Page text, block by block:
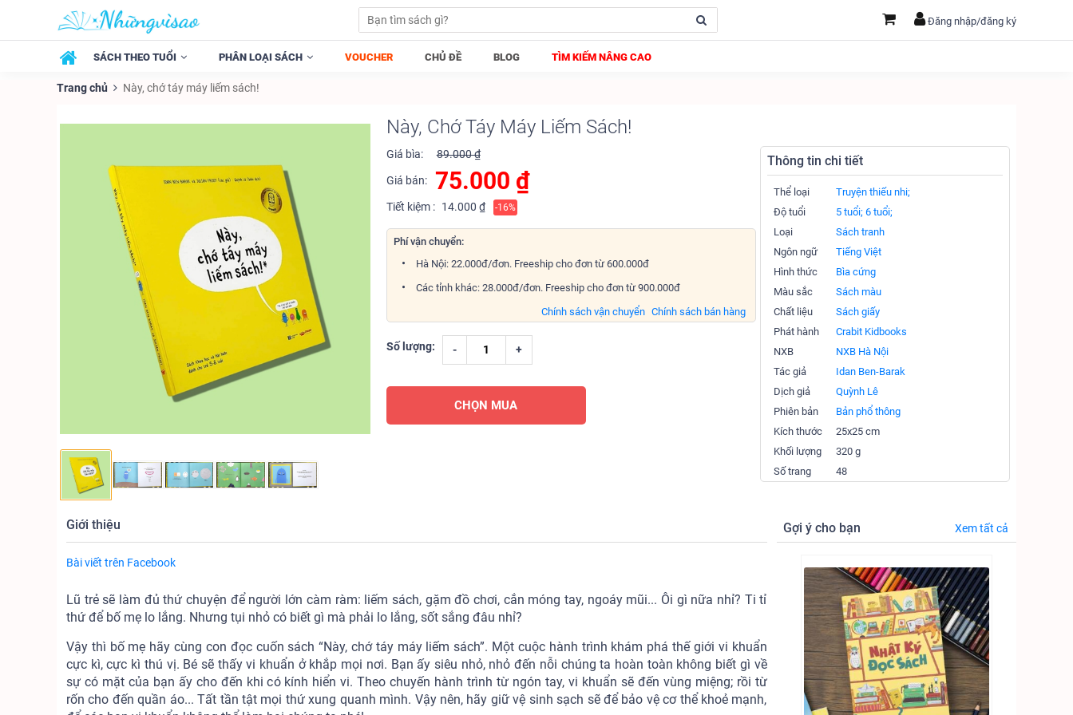
Đăng nhập/đăng ký
SÁCH THEO TUỔI PHÂN LOẠI SÁCH VOUCHER CHỦ ĐỀ BLOG TÌM KIẾM NÂNG CAO
Trang chủ Này, chớ táy máy liếm sách!
Này, Chớ Táy Máy Liếm Sách!
Giá bìa: 89.000 ₫
Giá bán: 75.000 ₫
Tiết kiệm : 14.000 ₫ -16%
Phí vận chuyển:
Hà Nội: 22.000đ/đơn. Freeship cho đơn từ 600.000đ
Các tỉnh khác: 28.000đ/đơn. Freeship cho đơn từ 900.000đ
Chính sách bán hàng
Chính sách vận chuyển
Số lượng: - +
CHỌN MUA
Thông tin chi tiết
Thể loại
Truyện thiếu nhi;
Độ tuổi
5 tuổi; 6 tuổi;
Loại
Sách tranh
Ngôn ngữ
Tiếng Việt
Hình thức
Bìa cứng
Màu sắc
Sách màu
Chất liệu
Sách giấy
Phát hành
Crabit Kidbooks
NXB
NXB Hà Nội
Tác giả
Idan Ben-Barak
Dịch giả
Quỳnh Lê
Phiên bản
Bản phổ thông
Kích thước
25x25 cm
Khối lượng
320 g
Số trang
48
Giới thiệu
Bài viết trên Facebook
Lũ trẻ sẽ làm đủ thứ chuyện để người lớn càm ràm: liếm sách, gặm đồ chơi, cắn móng tay, ngoáy mũi... Ôi gì nữa nhỉ? Ti tỉ
thứ để bố mẹ lo lắng. Nhưng tụi nhỏ có biết gì mà phải lo lắng, sốt sắng đâu nhỉ?
Vậy thì bố mẹ hãy cùng con đọc cuốn sách “Này, chớ táy máy liếm sách”. Một cuộc hành trình khám phá thế giới vi khuẩn
cực kì, cực kì thú vị. Bé sẽ thấy vi khuẩn ở khắp mọi nơi. Bạn ấy siêu nhỏ, nhỏ đến nỗi chúng ta hoàn toàn không biết gì về
sự có mặt của bạn ấy cho đến khi có kính hiển vi. Theo chuyến hành trình từ ngón tay, vi khuẩn sẽ đến vùng miệng; rồi từ
rốn cho đến quần áo... Tất tần tật mọi thứ xung quanh mình. Vậy nên, hãy giữ vệ sinh sạch sẽ để bảo vệ cơ thể khoẻ mạnh,
Gợi ý cho bạn Xem tất cả